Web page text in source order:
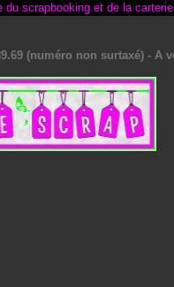
(numéro non surtaxé) - A